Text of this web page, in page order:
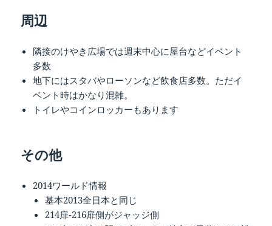
周辺
隣接のけやき広場では週末中心に屋台などイベント
多数
地下にはスタバやローソンなど飲食店多数。ただイ
ベント時はかなり混雑。
トイレやコインロッカーもあります
その他
2014ワールド情報
基本2013全日本と同じ
214扉-216扉側がジャッジ側